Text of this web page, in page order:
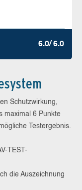
6.0/ 6.0
Schutzwirkung,
maximal 6 Punkte
Testergebnis.
TEST-
die Auszeichnung